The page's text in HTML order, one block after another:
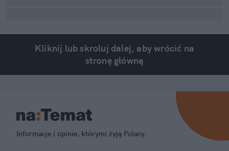
Kliknij lub skroluj dalej, aby wrócić na
stronę główną
Informacje i opinie, którymi żyją Polacy.